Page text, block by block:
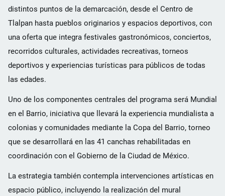
distintos puntos de la demarcación, desde el Centro de
Tlalpan hasta pueblos originarios y espacios deportivos, con
una oferta que integra festivales gastronómicos, conciertos,
recorridos culturales, actividades recreativas, torneos
deportivos y experiencias turísticas para públicos de todas
las edades.
Uno de los componentes centrales del programa será Mundial
en el Barrio, iniciativa que llevará la experiencia mundialista a
colonias y comunidades mediante la Copa del Barrio, torneo
que se desarrollará en las 41 canchas rehabilitadas en
coordinación con el Gobierno de la Ciudad de México.
La estrategia también contempla intervenciones artísticas en
espacio público, incluyendo la realización del mural